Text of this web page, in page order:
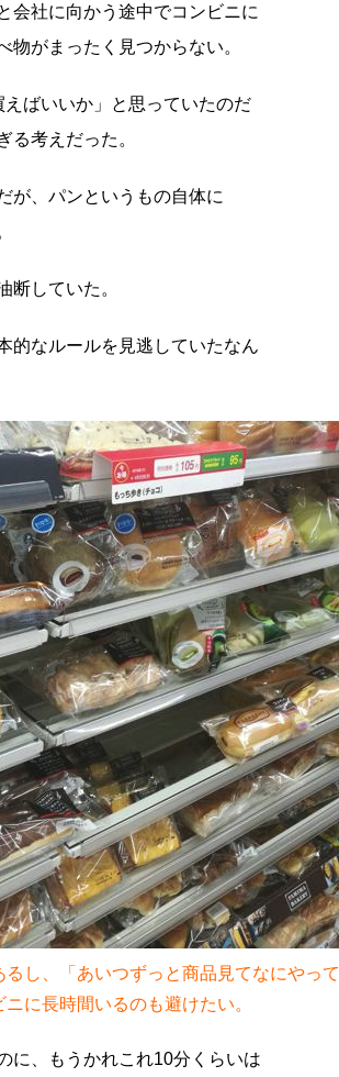
会社に向かう途中でコンビニに
がまったく見つからない。
えばいいか」と思っていたのだ
る考えだった。
が、パンというもの自体に
していた。
的なルールを見逃していたなん
し、「あいつずっと商品見てなにやって
に長時間いるのも避けたい。
に、もうかれこれ10分くらいは